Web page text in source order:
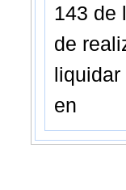
143 de
de
en